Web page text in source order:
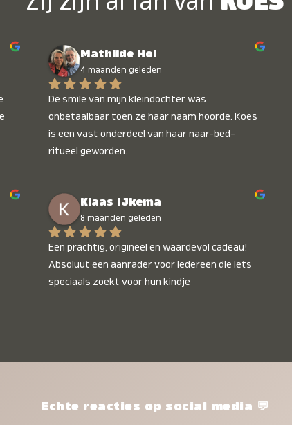
Mathilde Hol
4 maanden geleden
De smile van mijn kleindochter was
onbetaalbaar toen ze haar naam hoorde. Koes
is een vast onderdeel van haar naar-bed-
ritueel geworden.
Klaas IJkema
8 maanden geleden
Een prachtig, origineel en waardevol cadeau!
Absoluut een aanrader voor iedereen die iets
speciaals zoekt voor hun kindje
Echte reacties op social media 💬